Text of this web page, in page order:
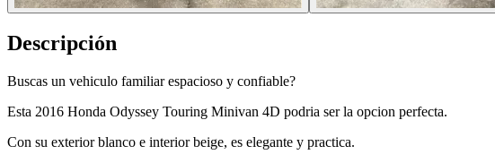
Descripción
Buscas un vehiculo familiar espacioso y confiable?
Esta 2016 Honda Odyssey Touring Minivan 4D podria ser la opcion perfecta.
Con su exterior blanco e interior beige, es elegante y practica.